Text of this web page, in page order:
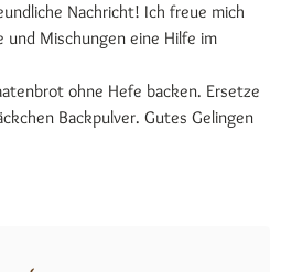
Nachricht! Ich freue mich
und Mischungen eine Hilfe im
ohne Hefe backen. Ersetze
Backpulver. Gutes Gelingen